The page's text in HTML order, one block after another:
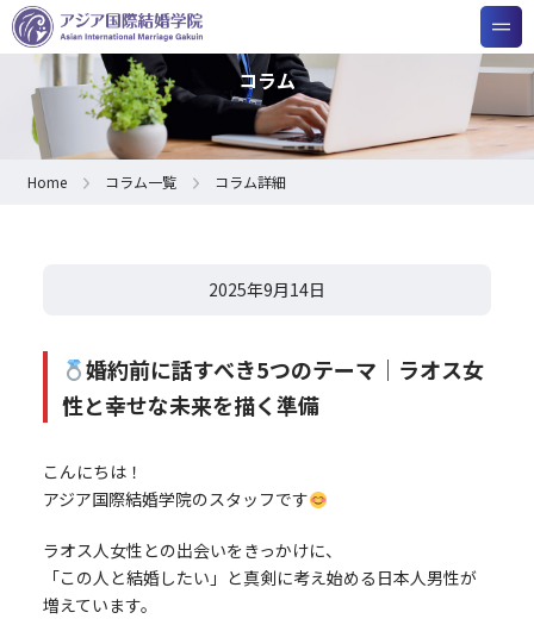
コラム
Home コラム一覧 コラム詳細
2025年9月14日
婚約前に話すべき5つのテーマ｜ラオス女
性と幸せな未来を描く準備
こんにちは！
アジア国際結婚学院のスタッフです
ラオス人女性との出会いをきっかけに、
「この人と結婚したい」と真剣に考え始める日本人男性が
増えています。